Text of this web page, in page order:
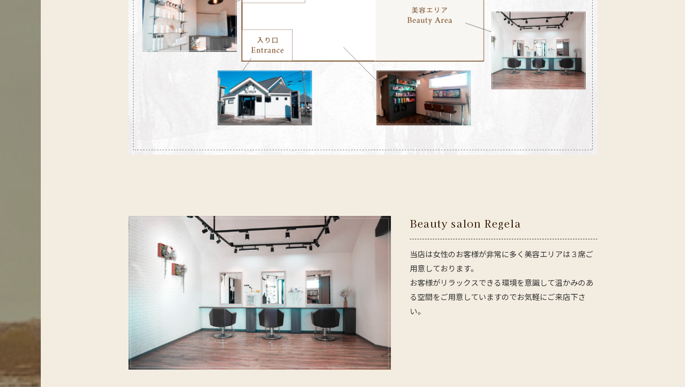
Beauty salon Regela
当店は女性のお客様が非常に多く美容エリアは３席ご
用意しております。
お客様がリラックスできる環境を意識して温かみのあ
る空間をご用意していますのでお気軽にご来店下さ
い。